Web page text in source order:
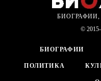
©
БИОГРАФИИ
ПОЛИТИКА